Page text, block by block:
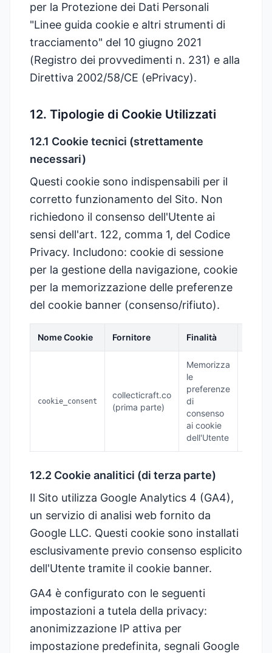
per la Protezione dei Dati Personali
"Linee guida cookie e altri strumenti di
tracciamento" del 10 giugno 2021
(Registro dei provvedimenti n. 231) e alla
Direttiva 2002/58/CE (ePrivacy).
12. Tipologie di Cookie Utilizzati
12.1 Cookie tecnici (strettamente
necessari)
Questi cookie sono indispensabili per il
corretto funzionamento del Sito. Non
richiedono il consenso dell'Utente ai
sensi dell'art. 122, comma 1, del Codice
Privacy. Includono: cookie di sessione
per la gestione della navigazione, cookie
per la memorizzazione delle preferenze
del cookie banner (consenso/rifiuto).
Nome Cookie Fornitore Finalità
cookie_consent
collecticraft.co
(prima parte)
Memorizza
le
preferenze
di
consenso
ai cookie
dell'Utente
12.2 Cookie analitici (di terza parte)
Il Sito utilizza Google Analytics 4 (GA4),
un servizio di analisi web fornito da
Google LLC. Questi cookie sono installati
esclusivamente previo consenso esplicito
dell'Utente tramite il cookie banner.
GA4 è configurato con le seguenti
impostazioni a tutela della privacy:
anonimizzazione IP attiva per
impostazione predefinita, segnali Google